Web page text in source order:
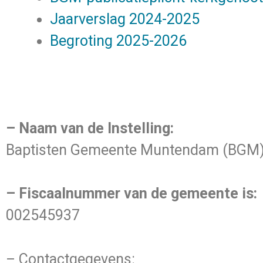
Jaarverslag 2024-2025
Begroting 2025-2026
– Naam van de Instelling:
Baptisten Gemeente Muntendam
– Fiscaalnummer van de gemeente is:
002545937
– Contactgegevens: